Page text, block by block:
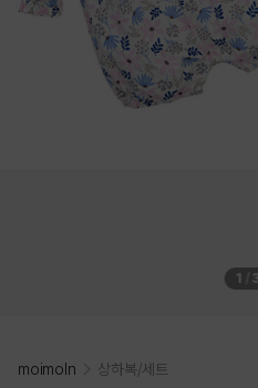
1 3
moimoln 상하복/세트